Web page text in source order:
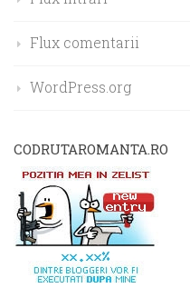
Flux comentarii
WordPress.org
CODRUTAROMANTA.RO